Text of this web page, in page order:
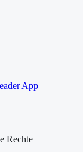
App
Rechte